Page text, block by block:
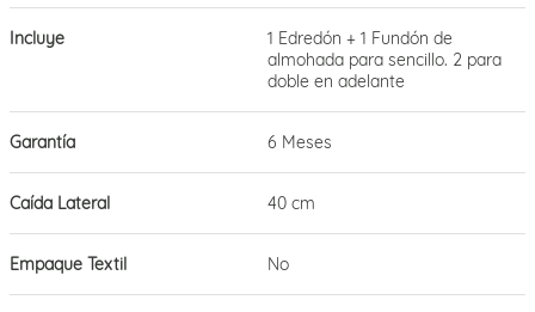
Incluye
1 Edredón + 1 Fundón de
almohada para sencillo. 2 para
doble en adelante
Garantía 6 Meses
Caída Lateral 40 cm
Empaque Textil No